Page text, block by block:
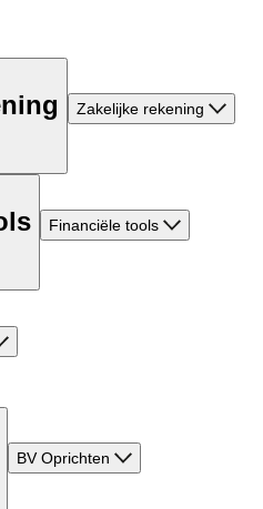
Zakelijke rekening
Financiële tools
BV Oprichten